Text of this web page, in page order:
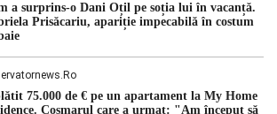
ani. Lipsa […]
a surprins-o Dani Oțil pe soția lui în vacanță.
Prisăcariu, apariție impecabilă în costum
75.000 de € pe un apartament la My Home
Coşmarul care a urmat: "Am început să